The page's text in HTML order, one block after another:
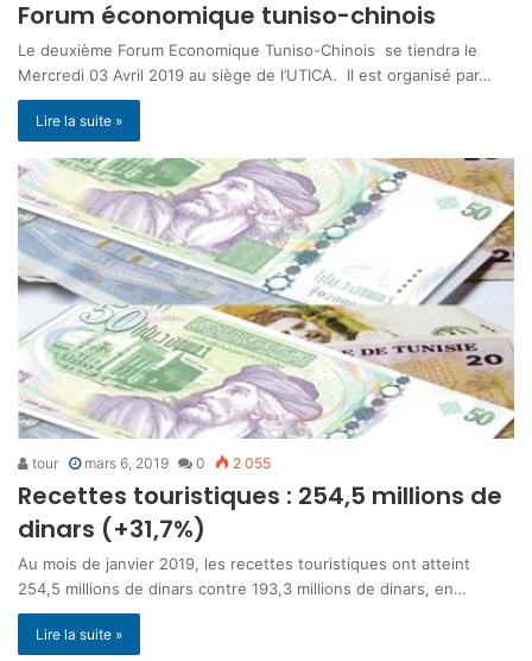
Forum économique tuniso-chinois
Le deuxième Forum Economique Tuniso-Chinois se tiendra le
Mercredi 03 Avril 2019 au siège de l’UTICA. Il est organisé par…
Lire la suite »
tour mars 6, 2019 0 2 055
Recettes touristiques : 254,5 millions de
dinars (+31,7%)
Au mois de janvier 2019, les recettes touristiques ont atteint
254,5 millions de dinars contre 193,3 millions de dinars, en…
Lire la suite »